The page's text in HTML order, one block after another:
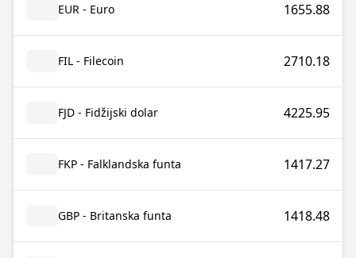
EUR - Euro 1655.88
FIL - Filecoin 2710.18
FJD - Fidžijski dolar 4225.95
FKP - Falklandska funta 1417.27
GBP - Britanska funta 1418.48